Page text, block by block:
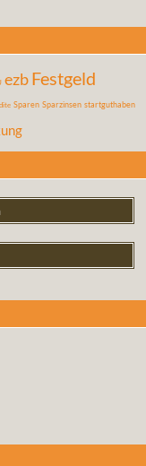
ezbFestgeld
Sparen Sparzinsen startguthaben